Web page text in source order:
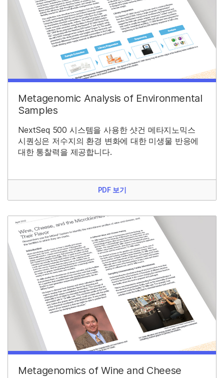
Metagenomic Analysis of Environmental
Samples
NextSeq 500 시스템을 사용한 샷건 메타지노믹스
시퀀싱은 저수지의 환경 변화에 대한 미생물 반응에
대한 통찰력을 제공합니다.
PDF 보기
Metagenomics of Wine and Cheese